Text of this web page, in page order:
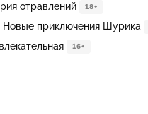
отравлений 18+
Новые приключения Шурика
16+